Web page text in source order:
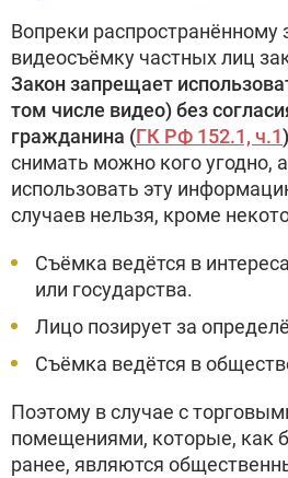
Вопреки
видеосъёмку частных лиц
Закон запрещает
том числе видео) без
гражданина (ГК РФ 152.1, ч.1
снимать можно кого угодно,
использовать эту
случаев нельзя, кроме
Съёмка ведётся в
или государства.
Лицо позирует за
Съёмка ведётся в
Поэтому в случае с
помещениями, которые, как
ранее, являются